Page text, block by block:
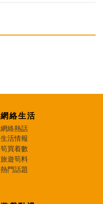
網絡生活
網絡熱話
生活情報
筍買着數
旅遊筍料
熱門話題